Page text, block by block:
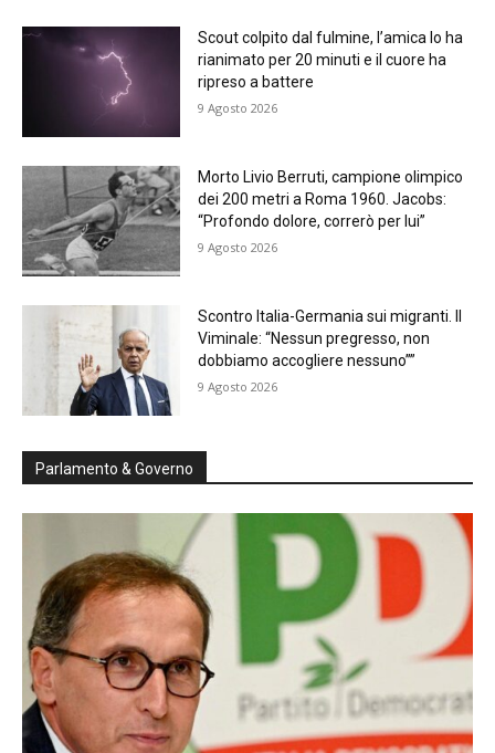
Scout colpito dal fulmine, l’amica lo ha
rianimato per 20 minuti e il cuore ha
ripreso a battere
9 Agosto 2026
Morto Livio Berruti, campione olimpico
dei 200 metri a Roma 1960. Jacobs:
“Profondo dolore, correrò per lui”
9 Agosto 2026
Scontro Italia-Germania sui migranti. Il
Viminale: “Nessun pregresso, non
dobbiamo accogliere nessuno””
9 Agosto 2026
Parlamento & Governo